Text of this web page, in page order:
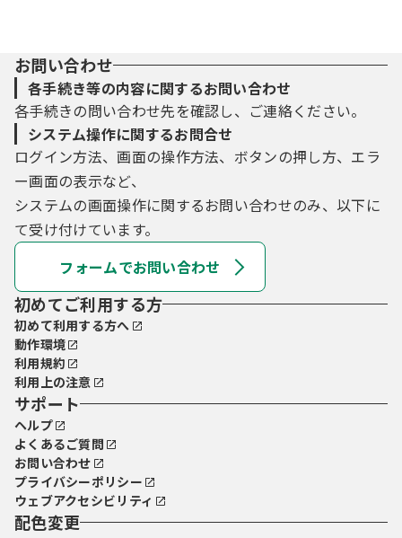
お問い合わせ
各手続き等の内容に関するお問い合わせ
各手続きの問い合わせ先を確認し、ご連絡ください。
システム操作に関するお問合せ
ログイン方法、画面の操作方法、ボタンの押し方、エラ
ー画面の表示など、
システムの画面操作に関するお問い合わせのみ、以下に
て受け付けています。
フォームでお問い合わせ
初めてご利用する方
初めて利用する方へ
動作環境
利用規約
利用上の注意
サポート
ヘルプ
よくあるご質問
お問い合わせ
プライバシーポリシー
ウェブアクセシビリティ
配色変更